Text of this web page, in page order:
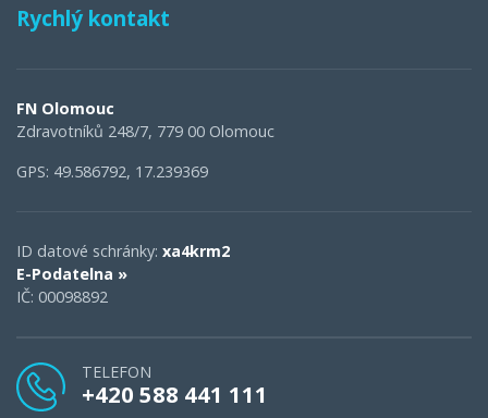
Rychlý kontakt
FN Olomouc
Zdravotníků 248/7, 779 00 Olomouc
GPS: 49.586792, 17.239369
ID datové schránky: xa4krm2
E-Podatelna »
IČ: 00098892
TELEFON
+420 588 441 111